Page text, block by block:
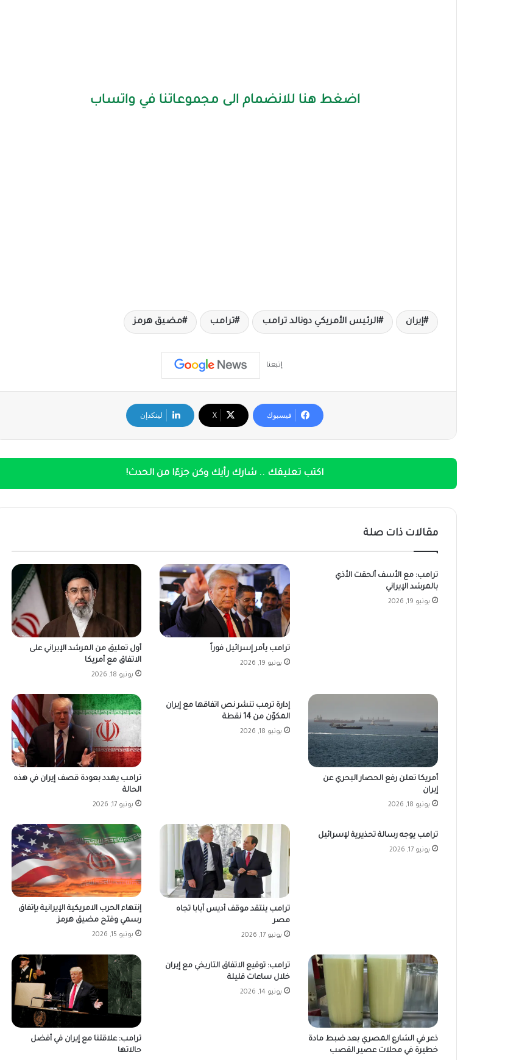
اضغط هنا للانضمام الى مجموعاتنا في واتساب
إيران الرئيس الأمريكي دونالد ترامب ترامب مضيق هرمز
إتبعنا
فيسبوك ‫X لينكدإن
اكتب تعليقك .. شارك رأيك وكن جزءًا من الحدث!
مقالات ذات صلة
ترامب: مع الأسف ألحقت الأذي
بالمرشد الإيراني
يونيو 19, 2026
ترامب يأمر إسرائيل فوراً
يونيو 19, 2026
أول تعليق من المرشد الإيراني على
الاتفاق مع أمريكا
يونيو 18, 2026
أمريكا تعلن رفع الحصار البحري عن
إيران
يونيو 18, 2026
إدارة ترمب تنشر نص اتفاقها مع إيران
المكوّن من 14 نقطة
يونيو 18, 2026
ترامب يهدد بعودة قصف إيران في هذه
الحالة
يونيو 17, 2026
ترامب يوجه رسالة تحذيرية لإسرائيل
يونيو 17, 2026
ترامب ينتقد موقف أديس آبابا تجاه
مصر
يونيو 17, 2026
إنتهاء الحرب الامريكية الإيرانية بإتفاق
رسمي وفتح مضيق هرمز
يونيو 15, 2026
ذعر في الشارع المصري بعد ضبط مادة
خطيرة في محلات عصير القصب
ترامب: توقيع الاتفاق التاريخي مع إيران
خلال ساعات قليلة
يونيو 14, 2026
ترامب: علاقتنا مع إيران في أفضل
حالاتها